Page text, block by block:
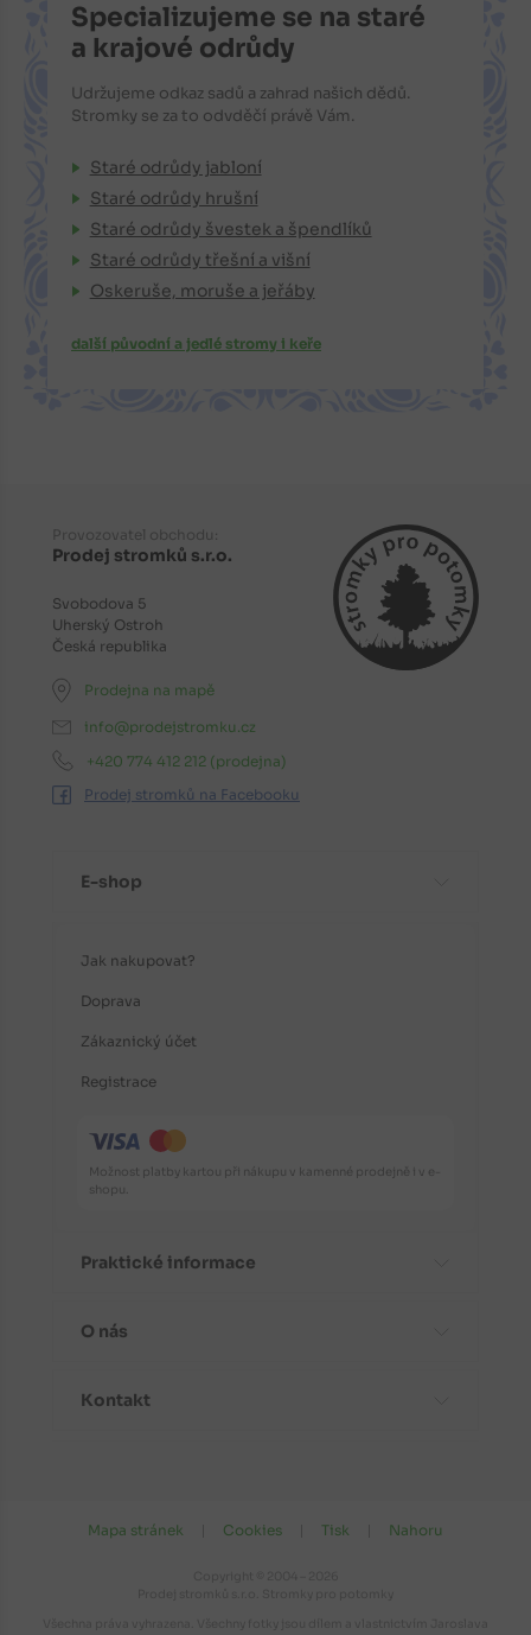
Specializujeme se na staré
a krajové odrůdy
Udržujeme odkaz sadů a zahrad našich dědů.
Stromky se za to odvděčí právě Vám.
Staré odrůdy jabloní
Staré odrůdy hrušní
Staré odrůdy švestek a špendlíků
Staré odrůdy třešní a višní
Oskeruše, moruše a jeřáby
další původní a jedlé stromy i keře
Provozovatel obchodu:
Prodej stromků s.r.o.
Svobodova 5
Uherský Ostroh
Česká republika
Prodejna na mapě
info@prodejstromku.cz
+420 774 412 212 (prodejna)
Prodej stromků na Facebooku
E-shop
Jak nakupovat?
Doprava
Zákaznický účet
Registrace
Možnost platby kartou při nákupu v kamenné prodejně i v e-
shopu.
Praktické informace
Časté dotazy
Doba zrání ovocných odrůd
O nás
Aktuality
Obchodní podmínky
Kontakt
Kudy k nám do prodejny?
Mapa stránek Cookies Tisk Nahoru